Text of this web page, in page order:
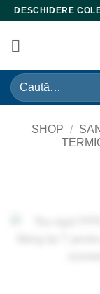
Skip
content
DESCHIDERE
Caută
după:
SHOP /